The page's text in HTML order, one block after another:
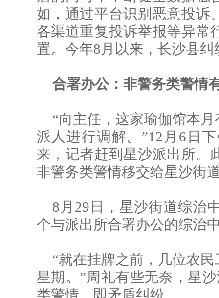
如，通过平台识别恶意投诉
各渠道重复投诉举报等异常
置。今年8月以来，长沙县
合署办公： 非警务类警情
“向主任，这家瑜伽馆本
派人进行调解。”12月6日
来，记者赶到星沙派出所。
非警务类警情移交给星沙街
8月29日，星沙街道综治
个与派出所合署办公的综治
“就在挂牌之前，几位农
星期。”周礼有些无奈，星
类警情，即矛盾纠纷。